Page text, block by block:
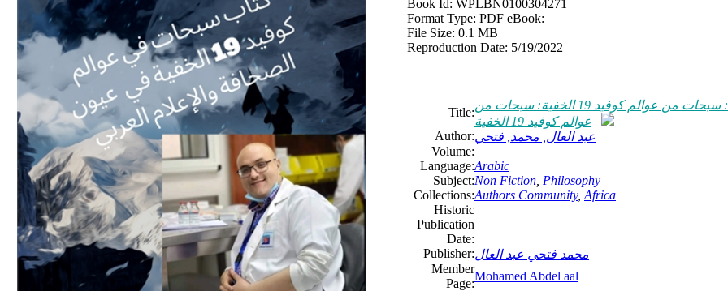
Book Id: WPLBN0100304271
Format Type: PDF eBook:
File Size: 0.1 MB
Reproduction Date: 5/19/2022
Title:
سبحات من عوالم كوفيد 19 الخفية : سبحات من عوالم كوفيد 19 الخفية: سبحات من
عوالم كوفيد 19 الخفية
Author:عبد العال, محمد, فتحي
Volume:
Language:Arabic
Subject:Non Fiction Philosophy
Collections:Authors Community, Africa
Historic
Publication
Date:
Publisher:محمد فتحي عبد العال
Member
Page:
Mohamed Abdel aal